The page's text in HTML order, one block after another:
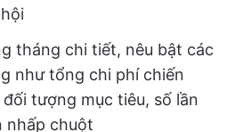
tháng chi tiết, nêu bật các
như tổng chi phí chiến
tượng mục tiêu, số lần
nhấp chuột